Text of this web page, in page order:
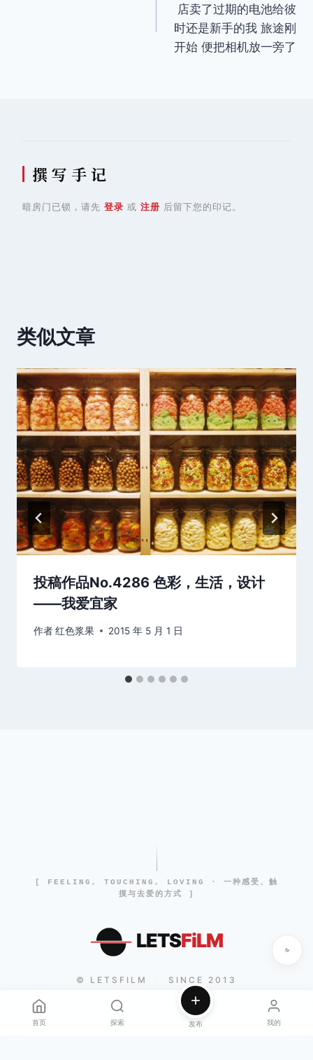
店卖了过期的电池给彼
时还是新手的我 旅途刚
开始 便把相机放一旁了
撰 写 手 记
暗房门已锁，请先 登录 或 注册 后留下您的印记。
类似文章
投稿作品No.4286 色彩，生活，设计
——我爱宜家
作者红色浆果 2015 年 5 月 1 日
[ FEELING, TOUCHING, LOVING · 一种感受、触
摸与去爱的方式 ]
LETSFiLM
© LETSFILM SINCE 2013
首页 探索 发布 我的